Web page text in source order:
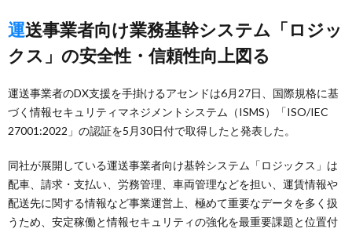
運送事業者向け業務基幹システム「ロジッ
クス」の安全性・信頼性向上図る
運送事業者のDX支援を手掛けるアセンドは6月27日、国際規格に基
づく情報セキュリティマネジメントシステム（ISMS）「ISO/IEC
27001:2022」の認証を5月30日付で取得したと発表した。
同社が展開している運送事業者向け基幹システム「ロジックス」は
配車、請求・支払い、労務管理、車両管理などを担い、運賃情報や
配送先に関する情報など事業運営上、極めて重要なデータを多く扱
うため、安定稼働と情報セキュリティの強化を最重要課題と位置付